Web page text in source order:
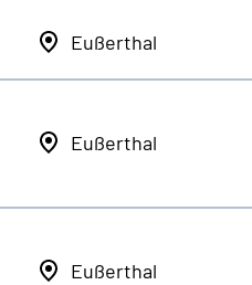
Eußerthal
Eußerthal
Eußerthal